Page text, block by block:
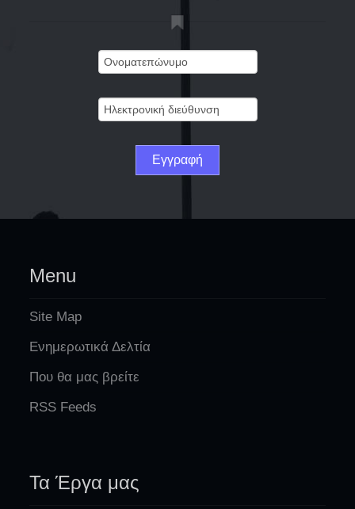
Menu
Site Map
Ενημερωτικά Δελτία
Που θα μας βρείτε
RSS Feeds
Τα Έργα μας